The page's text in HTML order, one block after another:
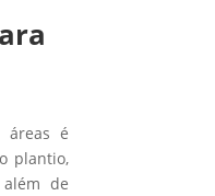
áreas é
plantio,
de